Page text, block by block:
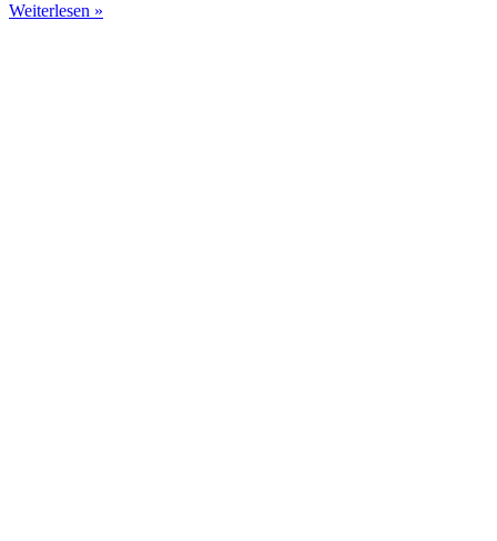
Weiterlesen »